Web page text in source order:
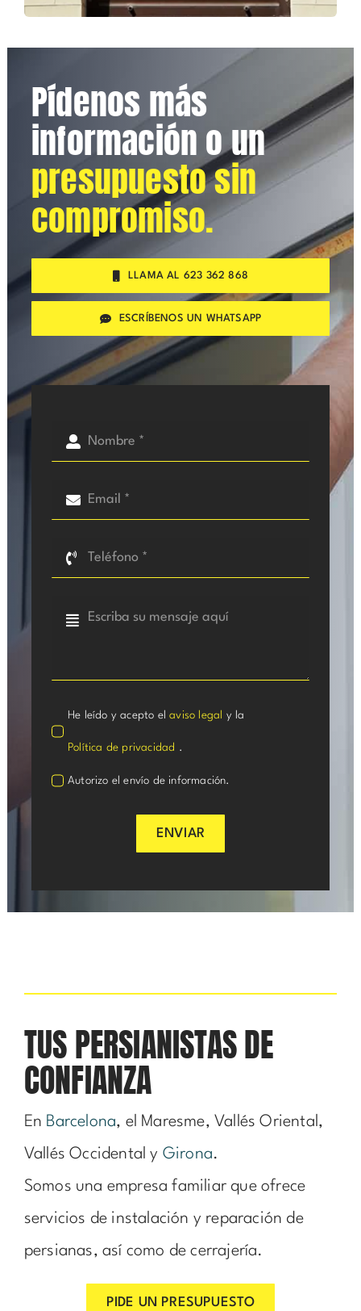
Pídenos más
información o un
presupuesto sin
compromiso.
LLAMA AL 623 362 868
ESCRÍBENOS UN WHATSAPP
He leído y acepto elaviso legal y la
Política de privacidad .
Autorizo el envío de información.
ENVIAR
TUS PERSIANISTAS DE
CONFIANZA
En Barcelona, el Maresme, Vallés Oriental,
Vallés Occidental y Girona.
Somos una empresa familiar que ofrece
servicios de instalación y reparación de
persianas, así como de cerrajería.
PIDE UN PRESUPUESTO